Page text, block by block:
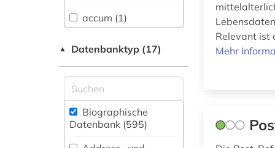
Philologie.
Byzantinistik.
Neugriechische
Kunstgeschichte (55)
Medien- und
Kommunikationswissenschaften,
accum (1)
adel (3)
administrative
service (1)
adolf (1)
adressbuch (3)
▲ Datenbanktyp (17)
Biographische
Datenbank (595)
Relevant ist
Mehr